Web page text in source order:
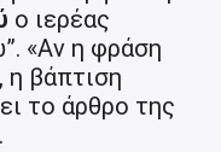
ο ιερέας
«Αν η φράση
η βάπτιση
το άρθρο της